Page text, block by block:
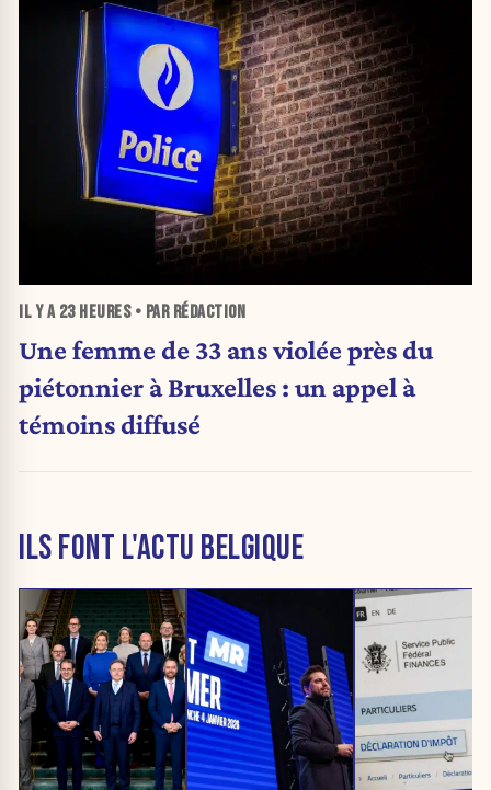
IL Y A 23 HEURES• PAR RÉDACTION
Une femme de 33 ans violée près du
piétonnier à Bruxelles : un appel à
témoins diffusé
ILS FONT L'ACTU BELGIQUE